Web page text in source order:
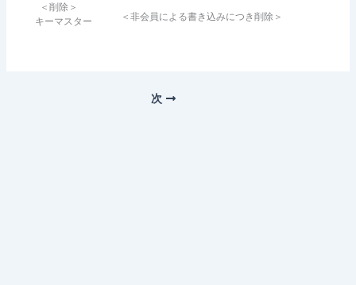
＜削除＞
キーマスター
＜非会員による書き込みにつき削除＞
次